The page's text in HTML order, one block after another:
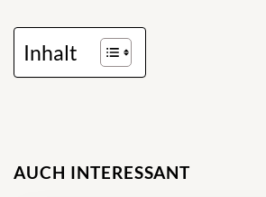
Inhalt
AUCH INTERESSANT